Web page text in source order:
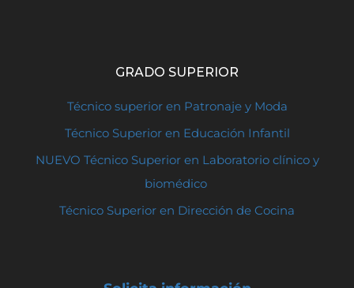
GRADO SUPERIOR
Técnico superior en Patronaje y Moda
Técnico Superior en Educación Infantil
NUEVO Técnico Superior en Laboratorio clínico y
biomédico
Técnico Superior en Dirección de Cocina